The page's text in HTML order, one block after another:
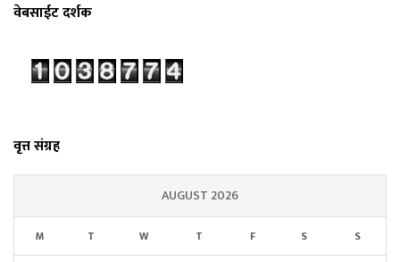
वेबसाईट दर्शक
वृत्त संग्रह
AUGUST 2026
M T W T F S S